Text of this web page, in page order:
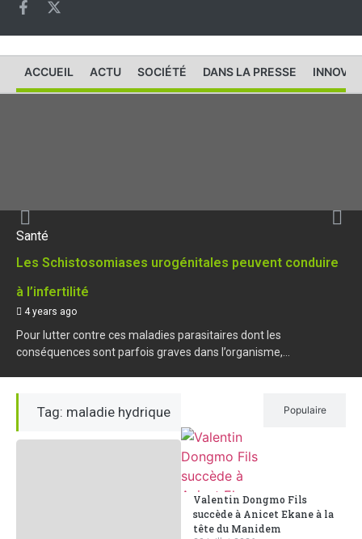
ACCUEIL ACTU SOCIÉTÉ DANS LA PRESSE
Santé
Les Schistosomiases urogénitales peuvent conduire
à l’infertilité
4 years ago
Pour lutter contre ces maladies parasitaires dont les
conséquences sont parfois graves dans l’organisme,...
Tag: maladie hydrique Populaire
Valentin Dongmo Fils
succède à Anicet Ekane à la
tête du Manidem